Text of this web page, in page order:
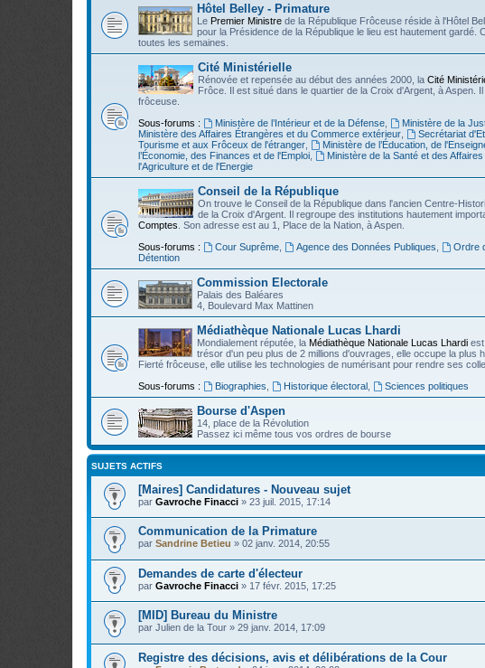
Hôtel Belley - Primature
Le Premier Ministre de la République Frôceuse réside à l'Hôtel
pour la Présidence de la République le lieu est hautement gardé.
toutes les semaines.
Cité Ministérielle
Rénovée et repensée au début des années 2000, la Cité
Frôce. Il est situé dans le quartier de la Croix d'Argent, à Aspen.
frôceuse.
Sous-forums :
Ministère de l’Intérieur et de la Défense, Ministère de la
Ministère des Affaires Étrangères et du Commerce extérieur
Secrétariat
Tourisme et aux Frôceux de l'étranger
Ministère de l’Éducation, de
l’Économie, des Finances et de l'Emploi
Ministère de la Santé et des
l'Agriculture et de l'Energie
Conseil de la République
On trouve le Conseil de la République dans l'ancien Centre-
de la Croix d'Argent. Il regroupe des institutions hautement
Comptes . Son adresse est au 1, Place de la Nation, à Aspen.
Sous-forums :
Cour Suprême, Agence des Données Publiques Ordre
Détention
Commission Electorale
Palais des Baléares
4, Boulevard Max Mattinen
Médiathèque Nationale Lucas Lhardi
Mondialement réputée, la Médiathèque Nationale Lucas Lhardi
trésor d'un peu plus de 2 millions d'ouvrages, elle occupe la plus
Fierté frôceuse, elle utilise les technologies de numérisant pour rendre ses
Sous-forums :
Biographies Historique électoral, Sciences politiques
Bourse d'Aspen
14, place de la Révolution
Passez ici même tous vos ordres de bourse
SUJETS ACTIFS
[Maires] Candidatures - Nouveau sujet
par Gavroche Finacci » 23 juil. 2015, 17:14
Communication de la Primature
par Sandrine Betieu » 02 janv. 2014, 20:55
Demandes de carte d'électeur
par Gavroche Finacci » 17 févr. 2015, 17:25
[MID] Bureau du Ministre
par Julien de la Tour » 29 janv. 2014, 17:09
Registre des décisions, avis et délibérations de la Cour